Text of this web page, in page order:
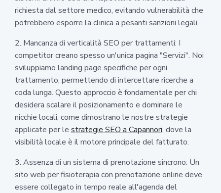
richiesta dal settore medico, evitando vulnerabilità che
potrebbero esporre la clinica a pesanti sanzioni legali.
2. Mancanza di verticalità SEO per trattamenti: I
competitor creano spesso un'unica pagina "Servizi". Noi
sviluppiamo landing page specifiche per ogni
trattamento, permettendo di intercettare ricerche a
coda lunga. Questo approccio è fondamentale per chi
desidera scalare il posizionamento e dominare le
nicchie locali, come dimostrano le nostre strategie
applicate per le strategie SEO a Capannori, dove la
visibilità locale è il motore principale del fatturato.
3. Assenza di un sistema di prenotazione sincrono: Un
sito web per fisioterapia con prenotazione online deve
essere collegato in tempo reale all'agenda del